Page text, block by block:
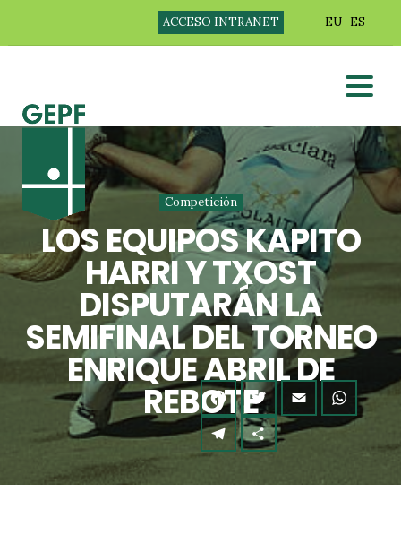
ACCESO INTRANET EU ES
Competición
LOS EQUIPOS KAPITO
HARRI Y TXOST
DISPUTARÁN LA
SEMIFINAL DEL TORNEO
ENRIQUE ABRIL DE
REBOTE